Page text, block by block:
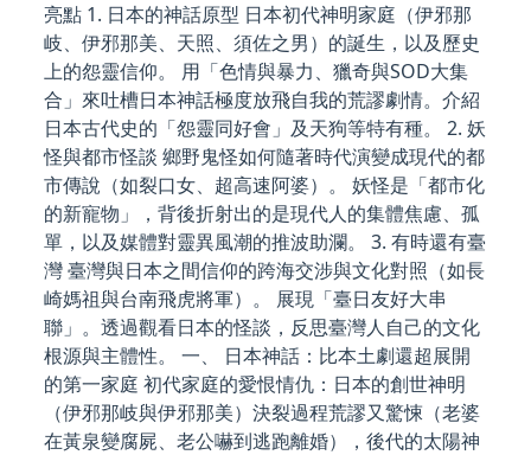
亮點 1. 日本的神話原型 日本初代神明家庭（伊邪那
岐、伊邪那美、天照、須佐之男）的誕生，以及歷史
上的怨靈信仰。 用「色情與暴力、獵奇與SOD大集
合」來吐槽日本神話極度放飛自我的荒謬劇情。介紹
日本古代史的「怨靈同好會」及天狗等特有種。 2. 妖
怪與都市怪談 鄉野鬼怪如何隨著時代演變成現代的都
市傳說（如裂口女、超高速阿婆）。 妖怪是「都市化
的新寵物」，背後折射出的是現代人的集體焦慮、孤
單，以及媒體對靈異風潮的推波助瀾。 3. 有時還有臺
灣 臺灣與日本之間信仰的跨海交涉與文化對照（如長
崎媽祖與台南飛虎將軍）。 展現「臺日友好大串
聯」。透過觀看日本的怪談，反思臺灣人自己的文化
根源與主體性。 一、 日本神話：比本土劇還超展開
的第一家庭 初代家庭的愛恨情仇：日本的創世神明
（伊邪那岐與伊邪那美）決裂過程荒謬又驚悚（老婆
在黃泉變腐屍、老公嚇到逃跑離婚），後代的太陽神